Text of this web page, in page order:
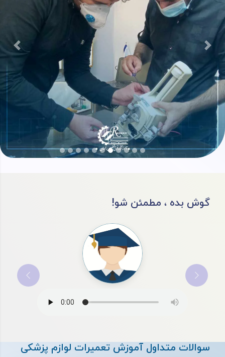
قبلی بعدی
!گوش بده ، مطمئن شو
سوالات متداول آموزش تعمیرات لوازم پزشکی